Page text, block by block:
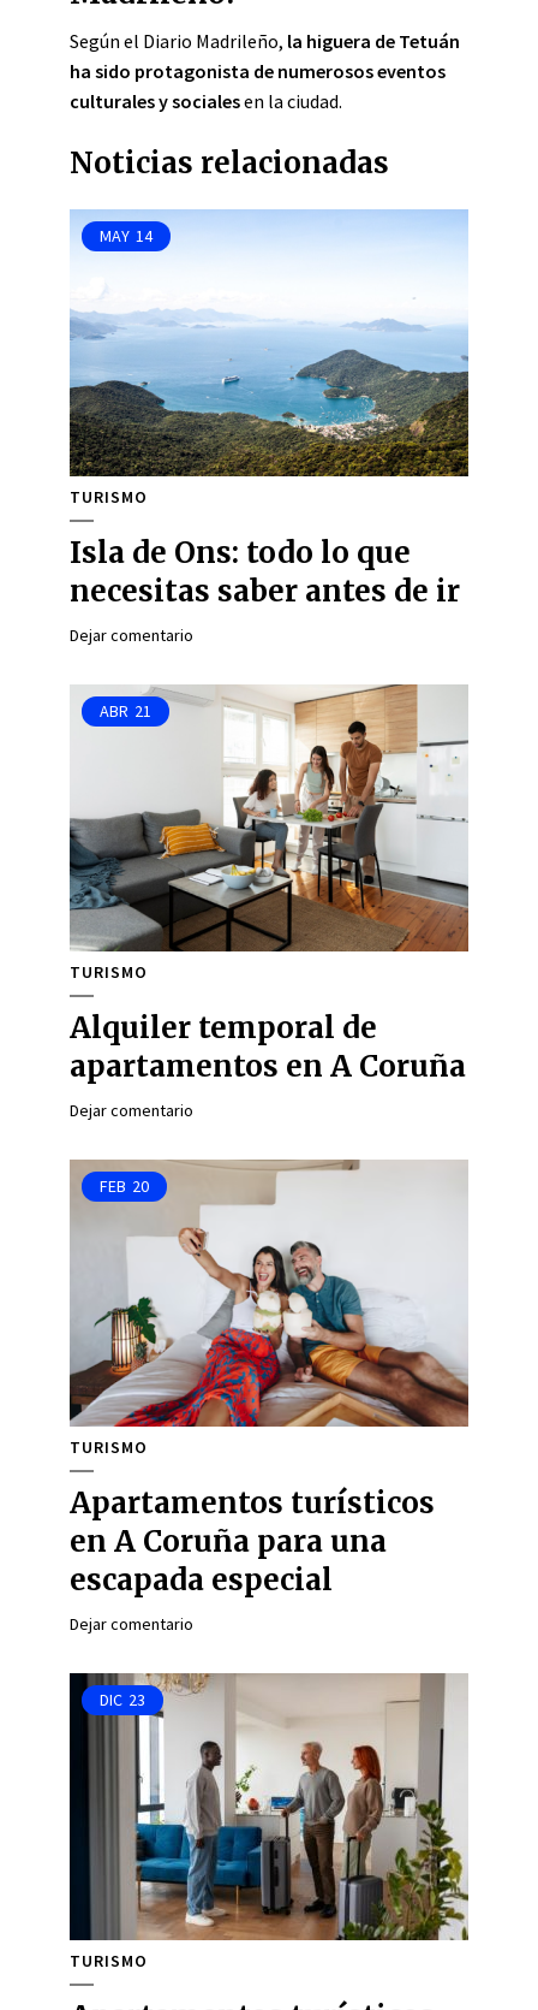
Según el Diario Madrileño, la higuera de Tetuán
ha sido protagonista de numerosos eventos
culturales y socialesen la ciudad.
Noticias relacionadas
MAY 14
TURISMO
Isla de Ons: todo lo que
necesitas saber antes de ir
Dejar comentario
ABR 21
TURISMO
Alquiler temporal de
apartamentos en A Coruña
Dejar comentario
FEB 20
TURISMO
Apartamentos turísticos
en A Coruña para una
escapada especial
Dejar comentario
DIC 23
TURISMO